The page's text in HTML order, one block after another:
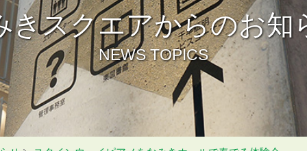
きスクエアからのお知
NEWS TOPICS